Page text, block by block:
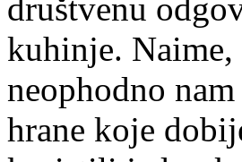
društvenu
kuhinje. Naime,
neophodno
hrane koje